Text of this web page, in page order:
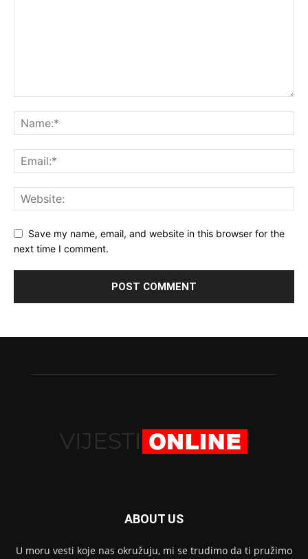
Save my name, email, and website in this browser for the
next time I comment.
ABOUT US
U moru vesti koje nas okružuju, mi se trudimo da ti pružimo